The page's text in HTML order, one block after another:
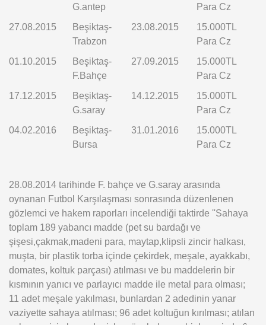
G.antep
Para Cz
27.08.2015
Beşiktaş-
Trabzon
23.08.2015
15.000TL
Para Cz
01.10.2015
Beşiktaş-
F.Bahçe
27.09.2015
15.000TL
Para Cz
17.12.2015
Beşiktaş-
G.saray
14.12.2015
15.000TL
Para Cz
04.02.2016
Beşiktaş-
Bursa
31.01.2016
15.000TL
Para Cz
28.08.2014 tarihinde F. bahçe ve G.saray arasında
oynanan Futbol Karşılaşması sonrasında düzenlenen
gözlemci ve hakem raporları incelendiği taktirde ''Sahaya
toplam 189 yabancı madde (pet su bardağı ve
şişesi,çakmak,madeni para, maytap,klipsli zincir halkası,
muşta, bir plastik torba içinde çekirdek, meşale, ayakkabı,
domates, koltuk parçası) atılması ve bu maddelerin bir
kısmının yanıcı ve parlayıcı madde ile metal para olması;
11 adet meşale yakılması, bunlardan 2 adedinin yanar
vaziyette sahaya atılması; 96 adet koltuğun kırılması; atılan